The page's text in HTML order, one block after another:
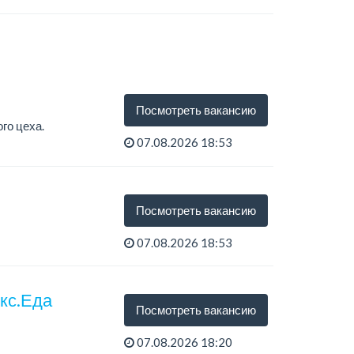
цеха.
Посмотреть вакансию
07.08.2026 18:53
Посмотреть вакансию
07.08.2026 18:53
Посмотреть вакансию
07.08.2026 18:20